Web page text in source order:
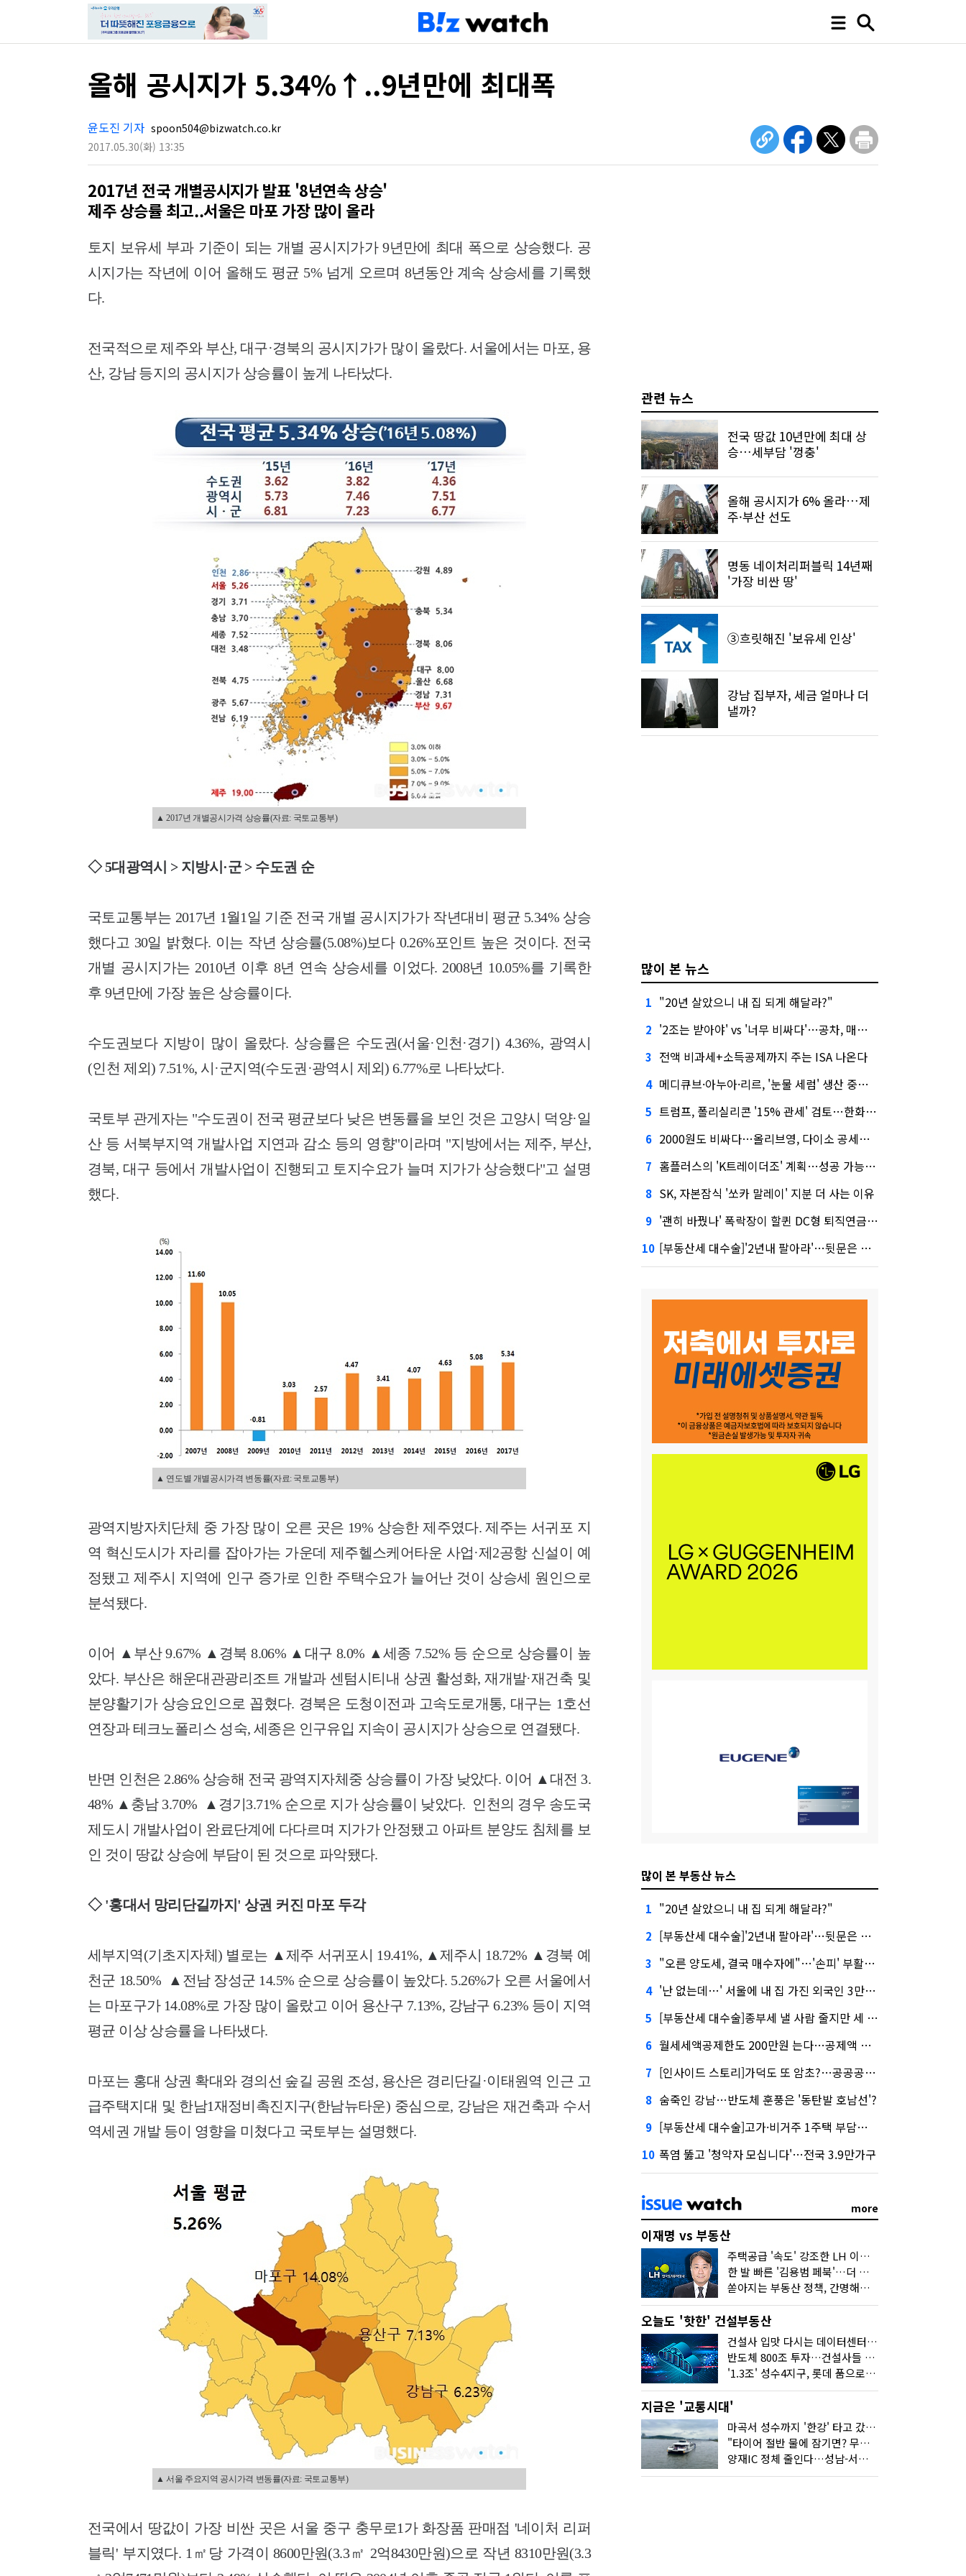
올해 공시지가 5.34%↑..9년만에 최대폭
윤도진 기자 spoon504@bizwatch.co.kr
2017.05.30(화) 13:35
2017년 전국 개별공시지가 발표 '8년연속 상승'
제주 상승률 최고..서울은 마포 가장 많이 올라
토지 보유세 부과 기준이 되는 개별 공시지가가 9년만에 최대 폭으로 상승했다. 공
시지가는 작년에 이어 올해도 평균 5% 넘게 오르며 8년동안 계속 상승세를 기록했
다.
전국적으로 제주와 부산, 대구·경북의 공시지가가 많이 올랐다. 서울에서는 마포, 용
산, 강남 등지의 공시지가 상승률이 높게 나타났다.
▲ 2017년 개별공시가격 상승률(자료: 국토교통부)
◇ 5대광역시 > 지방시·군 > 수도권 순
국토교통부는 2017년 1월1일 기준 전국 개별 공시지가가 작년대비 평균 5.34% 상승
했다고 30일 밝혔다. 이는 작년 상승률(5.08%)보다 0.26%포인트 높은 것이다. 전국
개별 공시지가는 2010년 이후 8년 연속 상승세를 이었다. 2008년 10.05%를 기록한
후 9년만에 가장 높은 상승률이다.
수도권보다 지방이 많이 올랐다. 상승률은 수도권(서울·인천·경기) 4.36%, 광역시
(인천 제외) 7.51%, 시·군지역(수도권·광역시 제외) 6.77%로 나타났다.
국토부 관게자는 "수도권이 전국 평균보다 낮은 변동률을 보인 것은 고양시 덕양·일
산 등 서북부지역 개발사업 지연과 감소 등의 영향"이라며 "지방에서는 제주, 부산,
경북, 대구 등에서 개발사업이 진행되고 토지수요가 늘며 지가가 상승했다"고 설명
했다.
▲ 연도별 개별공시가격 변동률(자료: 국토교통부)
광역지방자치단체 중 가장 많이 오른 곳은 19% 상승한 제주였다. 제주는 서귀포 지
역 혁신도시가 자리를 잡아가는 가운데 제주헬스케어타운 사업·제2공항 신설이 예
정됐고 제주시 지역에 인구 증가로 인한 주택수요가 늘어난 것이 상승세 원인으로
분석됐다.
이어 ▲부산 9.67% ▲경북 8.06% ▲대구 8.0% ▲세종 7.52% 등 순으로 상승률이 높
았다. 부산은 해운대관광리조트 개발과 센텀시티내 상권 활성화, 재개발·재건축 및
분양활기가 상승요인으로 꼽혔다. 경북은 도청이전과 고속도로개통, 대구는 1호선
연장과 테크노폴리스 성숙, 세종은 인구유입 지속이 공시지가 상승으로 연결됐다.
반면 인천은 2.86% 상승해 전국 광역지자체중 상승률이 가장 낮았다. 이어 ▲대전 3.
48% ▲충남 3.70% ▲경기3.71% 순으로 지가 상승률이 낮았다. 인천의 경우 송도국
제도시 개발사업이 완료단계에 다다르며 지가가 안정됐고 아파트 분양도 침체를 보
인 것이 땅값 상승에 부담이 된 것으로 파악됐다.
◇ '홍대서 망리단길까지' 상권 커진 마포 두각
세부지역(기초지자체) 별로는 ▲제주 서귀포시 19.41%, ▲제주시 18.72% ▲경북 예
천군 18.50% ▲전남 장성군 14.5% 순으로 상승률이 높았다. 5.26%가 오른 서울에서
는 마포구가 14.08%로 가장 많이 올랐고 이어 용산구 7.13%, 강남구 6.23% 등이 지역
평균 이상 상승률을 나타냈다.
마포는 홍대 상권 확대와 경의선 숲길 공원 조성, 용산은 경리단길·이태원역 인근 고
급주택지대 및 한남1재정비촉진지구(한남뉴타운) 중심으로, 강남은 재건축과 수서
역세권 개발 등이 영향을 미쳤다고 국토부는 설명했다.
▲ 서울 주요지역 공시가격 변동률(자료: 국토교통부)
전국에서 땅값이 가장 비싼 곳은 서울 중구 충무로1가 화장품 판매점 '네이처 리퍼
블릭' 부지였다. 1㎡당 가격이 8600만원(3.3㎡ 2억8430만원)으로 작년 8310만원(3.3
관련 뉴스
전국 땅값 10년만에 최대 상
승…세부담 '껑충'
올해 공시지가 6% 올라…제
주·부산 선도
명동 네이처리퍼블릭 14년째
'가장 비싼 땅'
③흐릿해진 '보유세 인상'
강남 집부자, 세금 얼마나 더
낼까?
많이 본 뉴스
1 "20년 살았으니 내 집 되게 해달라?"
2 '2조는 받아야' vs '너무 비싸다'…공차, 매각 성공할까
3 전액 비과세+소득공제까지 주는 ISA 나온다
4 메디큐브·아누아·리르, '눈물 세럼' 생산 중단한다
5 트럼프, 폴리실리콘 '15% 관세' 검토…한화큐셀·OCI 영향은?
6 2000원도 비싸다…올리브영, 다이소 공세에 '가성비'로 맞불
7 홈플러스의 'K트레이더조' 계획…성공 가능성은 '글쎄'
8 SK, 자본잠식 '쏘카 말레이' 지분 더 사는 이유
9 '괜히 바꿨나' 폭락장이 할퀸 DC형 퇴직연금…전문가 조언은
10 [부동산세 대수술]'2년내 팔아라'…뒷문은 열었다
많이 본 부동산 뉴스
1 "20년 살았으니 내 집 되게 해달라?"
2 [부동산세 대수술]'2년내 팔아라'…뒷문은 열었다
3 "오른 양도세, 결국 매수자에"…'손피' 부활할까?
4 '난 없는데…' 서울에 내 집 가진 외국인 3만3000명
5 [부동산세 대수술]종부세 낼 사람 줄지만 세 부담 커진다
6 월세세액공제한도 200만원 는다…공제액 최대 54만원↑
7 [인사이드 스토리]가덕도 또 암초?…공공공사의 '굴레'
8 숨죽인 강남…반도체 훈풍은 '동탄발 호남선'?
9 [부동산세 대수술]고가·비거주 1주택 부담…'대전족'도 불똥
10 폭염 뚫고 '청약자 모십니다'…전국 3.9만가구
more
이재명 vs 부동산
주택공급 '속도' 강조한 LH 이성훈 "전력질주해야"
한 발 빠른 '김용범 페북'…더 강한 부동산 규제 나오나
쏟아지는 부동산 정책, 간명해져야
오늘도 '핫한' 건설부동산
건설사 입맛 다시는 데이터센터…암초는 '주민 반대'
반도체 800조 투자…건설사들 "물 들어온다!"
'1.3조' 성수4지구, 롯데 품으로…'성수르엘 S70' 거듭
지금은 '교통시대'
마곡서 성수까지 '한강' 타고 갔습니다
"타이어 절반 물에 잠기면? 무조건 탈출하세요"
양재IC 정체 줄인다…성남-서초 고속도로 2029년 착공